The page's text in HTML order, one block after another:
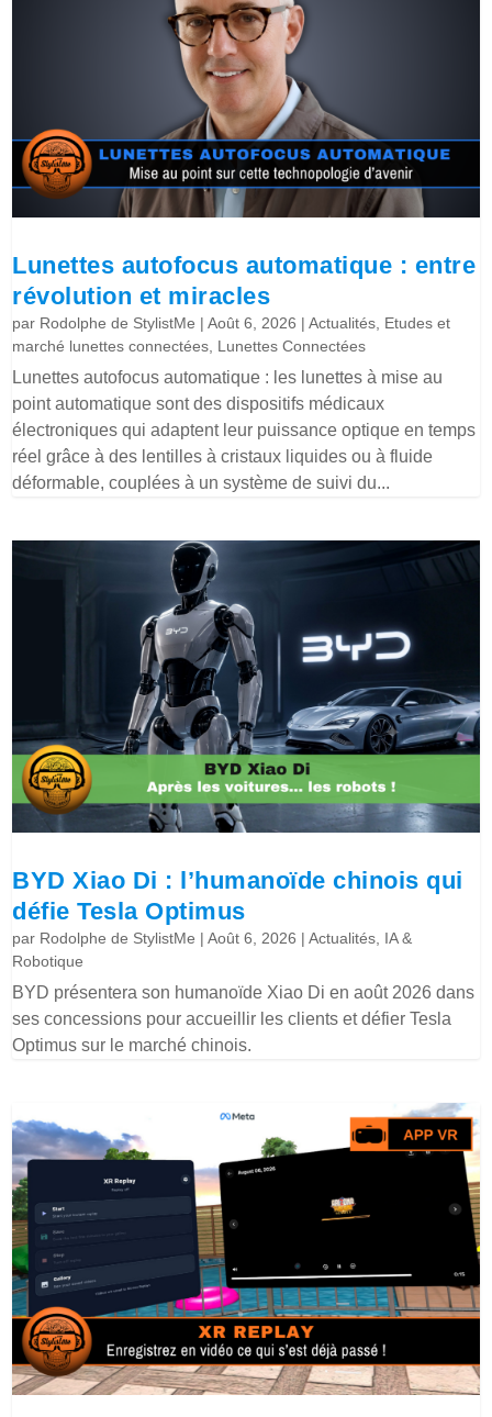
Lunettes autofocus automatique : entre
révolution et miracles
par Rodolphe de StylistMe |Août 6, 2026 |Actualités Etudes et
marché lunettes connectées Lunettes Connectées
Lunettes autofocus automatique : les lunettes à mise au
point automatique sont des dispositifs médicaux
électroniques qui adaptent leur puissance optique en temps
réel grâce à des lentilles à cristaux liquides ou à fluide
déformable, couplées à un système de suivi du...
BYD Xiao Di : l’humanoïde chinois qui
défie Tesla Optimus
par Rodolphe de StylistMe |Août 6, 2026 |Actualités IA &
Robotique
BYD présentera son humanoïde Xiao Di en août 2026 dans
ses concessions pour accueillir les clients et défier Tesla
Optimus sur le marché chinois.